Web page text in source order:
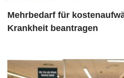
Mehrbedarf für
Krankheit beantragen